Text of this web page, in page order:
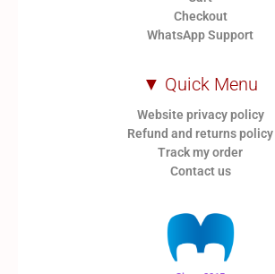
Checkout
WhatsApp Support
▼ Quick Menu
Website privacy policy
Refund and returns policy
Track my order
Contact us